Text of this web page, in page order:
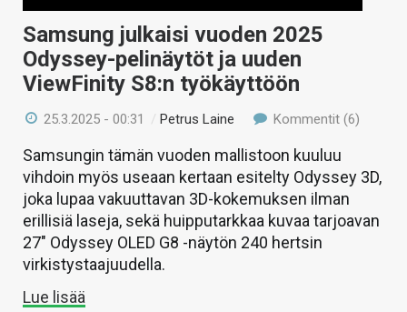
HAKU
Samsung julkaisi vuoden 2025
Odyssey-pelinäytöt ja uuden
ViewFinity S8:n työkäyttöön
25.3.2025 - 00:31 / Petrus Laine Kommentit (6)
Samsungin tämän vuoden mallistoon kuuluu
vihdoin myös useaan kertaan esitelty Odyssey 3D,
joka lupaa vakuuttavan 3D-kokemuksen ilman
erillisiä laseja, sekä huipputarkkaa kuvaa tarjoavan
27″ Odyssey OLED G8 -näytön 240 hertsin
virkistystaajuudella.
Lue lisää